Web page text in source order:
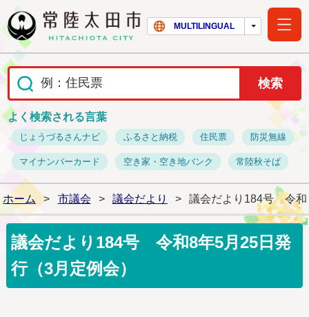
常陸太田市ホー
MULTILINGUAL
よく検索される言葉
じょうづるさんナビ ふるさと納税 住民票 防災無線
マイナンバーカード 空き家・空き地バンク 常陸秋そば
ホーム > 市議会 > 議会だより > 議会だより184号 令和
議会だより184号 令和8年5月25日発
行（3月定例会）